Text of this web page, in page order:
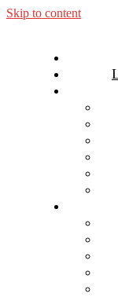
Skip to content